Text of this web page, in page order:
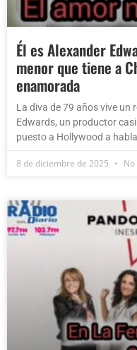
Él es Alexander
menor que tiene a
enamorada
La diva de 79 años vive un
Edwards, un productor
puesto a Hollywood a
8 de diciembre de 2025